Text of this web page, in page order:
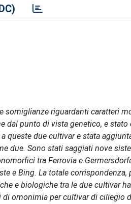
somiglianze riguardanti caratteri
dal punto di vista genetico, e
queste due cultivar e stata
due. Sono stati saggiati nove
tra Ferrovia e
e Bing. La totale
e biologiche tra le due cultivar
omonimia per cultivar di ciliegio